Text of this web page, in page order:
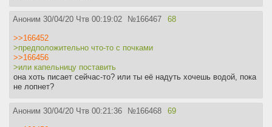
Аноним 30/04/20 Чтв 00:19:02 №166467 68
>>166452
>предположительно что-то с почками
>>166456
>или капельницу поставить
она хоть писает сейчас-то? или ты её надуть хочешь водой, пока
не лопнет?
Аноним 30/04/20 Чтв 00:21:36 №166468 69